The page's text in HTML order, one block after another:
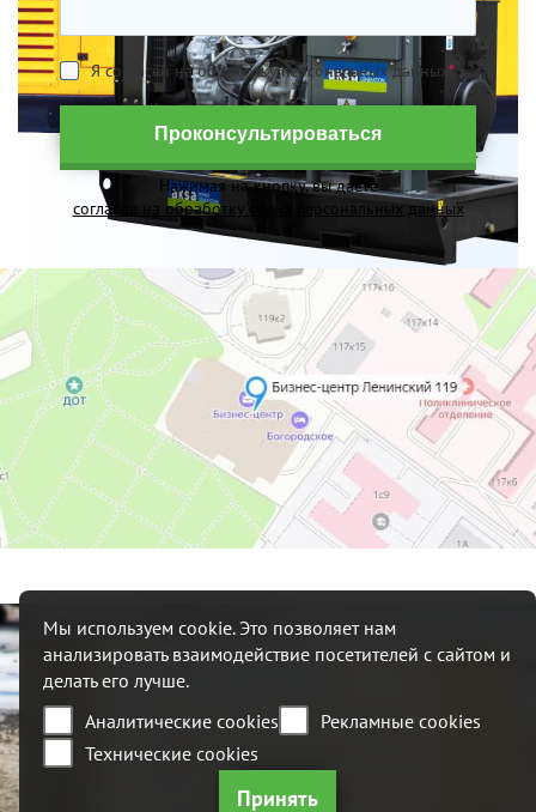
Я согласен на обработку персональных данных*
Проконсультироваться
Нажимая на кнопку, вы даете
согласие на обработку своих персональных данных
+7 (495) 215 09 52
117342, Россия, г. Москва, ул.
Профсоюзная, 65 стр 1, Бизнес
Мы используем cookie. Это позволяет нам
анализировать взаимодействие посетителей с сайтом и
делать его лучше.
Аналитические cookies
Рекламные cookies
Технические cookies